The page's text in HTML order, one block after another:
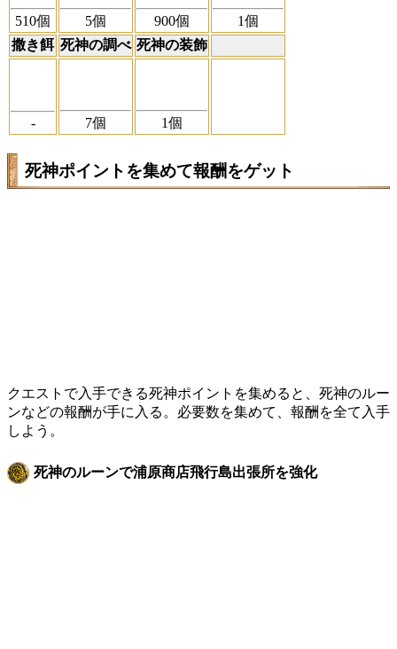
510個 5個 900個 1個
撒き餌 死神の調べ 死神の装飾
- 7個 1個
死神ポイントを集めて報酬をゲット
クエストで入手できる死神ポイントを集めると、死神のルー
ンなどの報酬が手に入る。必要数を集めて、報酬を全て入手
しよう。
死神のルーンで浦原商店飛行島出張所を強化